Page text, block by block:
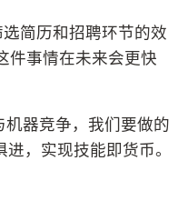
简历和招聘环节的效
件事情在未来会更快
器竞争，我们要做的
，实现技能即货币。